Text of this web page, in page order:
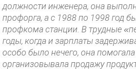
должности инженера, она
профорга, а с 1988 по 1998 год
профкома станции. В трудные
годы, когда и зарплаты
особо было нечего, она
организовывала продажу